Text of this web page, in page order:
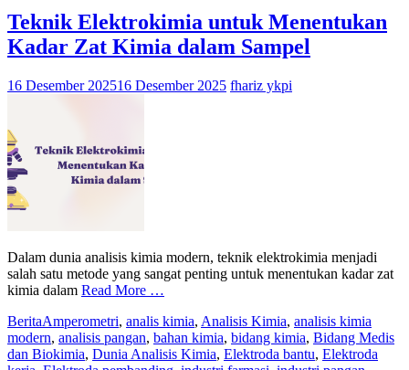
Teknik Elektrokimia untuk Menentukan
Kadar Zat Kimia dalam Sampel
16 Desember 202516 Desember 2025 fhariz ykpi
Dalam dunia analisis kimia modern, teknik elektrokimia menjadi
salah satu metode yang sangat penting untuk menentukan kadar zat
kimia dalam Read More …
BeritaAmperometri, analis kimia, Analisis Kimia, analisis kimia
modern, analisis pangan, bahan kimia, bidang kimia, Bidang Medis
dan Biokimia, Dunia Analisis Kimia, Elektroda bantu, Elektroda